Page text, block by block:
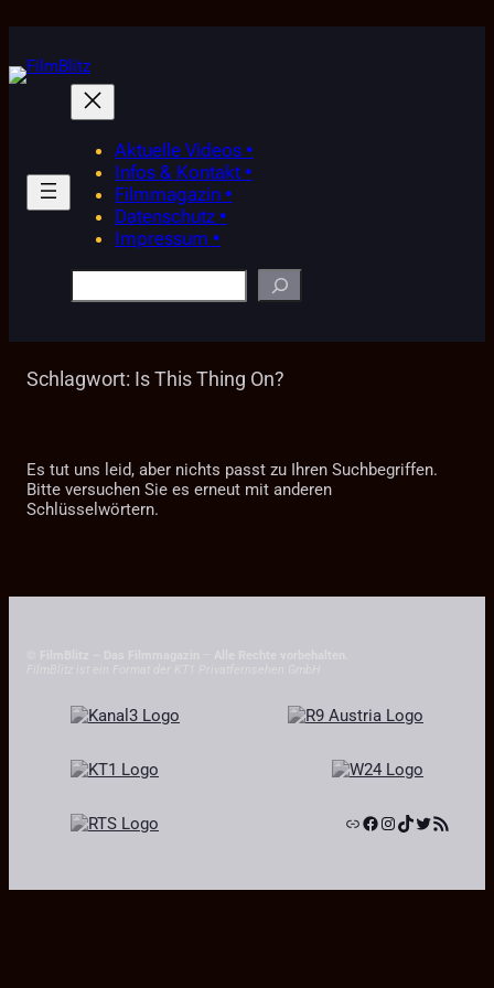
springen
Aktuelle Videos •
Infos & Kontakt •
Filmmagazin •
Datenschutz •
Impressum •
Suchen
Schlagwort: Is This Thing On?
Es tut uns leid, aber nichts passt zu Ihren Suchbegriffen.
Bitte versuchen Sie es erneut mit anderen
Schlüsselwörtern.
LinkFacebook
Instagram
TikTok
Twitter
RSS-Feed